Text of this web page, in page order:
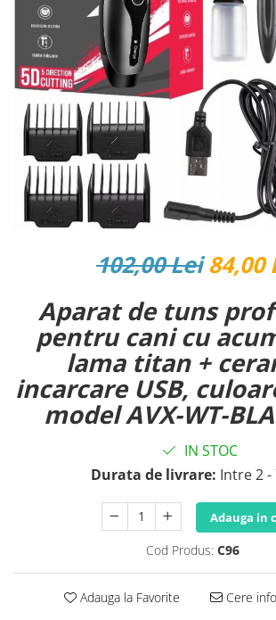
Reparatii si Renovare
102,00 Lei 84,00
Aparat de tuns
pentru cani cu
lama titan +
incarcare USB,
model AVX-WT-
IN STOC
Durata de livrare: Intre 2 -
Adauga in
Cod Produs: C96
Adauga la Favorite Cere